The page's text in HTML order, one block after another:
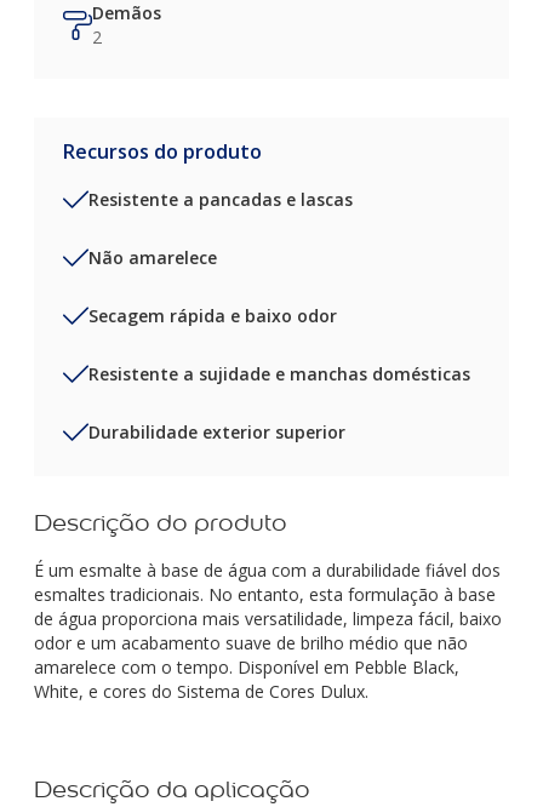
Demãos
2
Recursos do produto
Resistente a pancadas e lascas
Não amarelece
Secagem rápida e baixo odor
Resistente a sujidade e manchas domésticas
Durabilidade exterior superior
Descrição do produto
É um esmalte à base de água com a durabilidade fiável dos
esmaltes tradicionais. No entanto, esta formulação à base
de água proporciona mais versatilidade, limpeza fácil, baixo
odor e um acabamento suave de brilho médio que não
amarelece com o tempo. Disponível em Pebble Black,
White, e cores do Sistema de Cores Dulux.
Descrição da aplicação